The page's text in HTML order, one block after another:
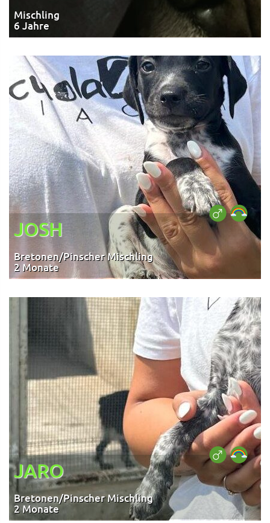
Mischling
6 Jahre
JOSH
Bretonen/Pinscher Mischling
2 Monate
JARO
Bretonen/Pinscher Mischling
2 Monate